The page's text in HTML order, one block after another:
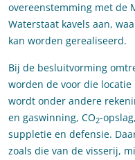
overeenstemming met de
Waterstaat kavels aan,
kan worden gerealiseerd.
Bij de besluitvorming
worden de voor die
wordt onder andere
en gaswinning, CO2-
suppletie en defensie.
zoals die van de visserij,